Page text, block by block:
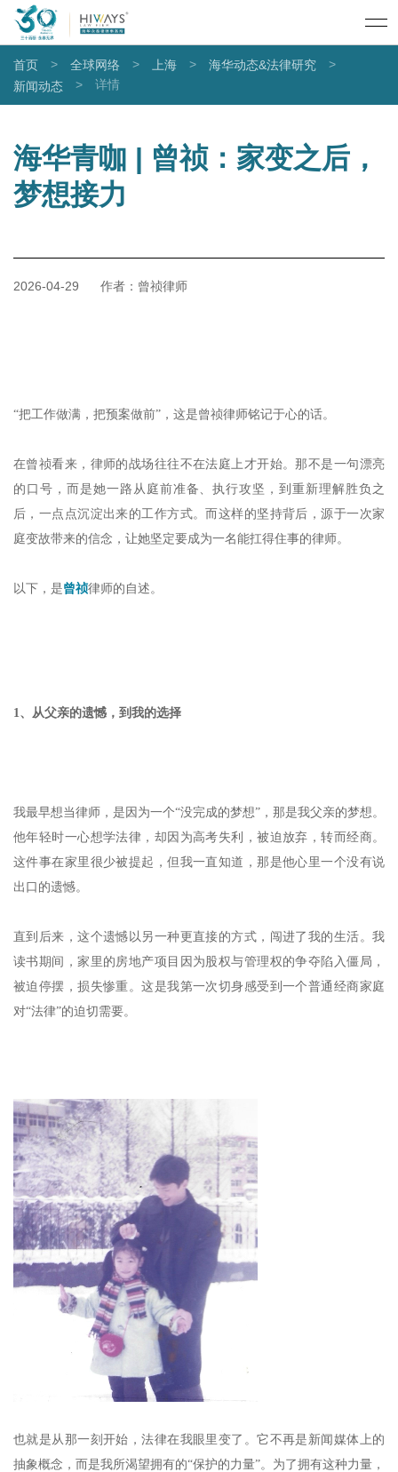
首页 > 全球网络 > 上海 > 海华动态&法律研究
>
新闻动态
> 详情
海华青咖 | 曾祯：家变之后，
梦想接力
2026-04-29 作者：曾祯律师
“把工作做满，把预案做前”，这是曾祯律师铭记于心的话。
在曾祯看来，律师的战场往往不在法庭上才开始。那不是一句漂亮
的口号，而是她一路从庭前准备、执行攻坚，到重新理解胜负之
后，一点点沉淀出来的工作方式。而这样的坚持背后，源于一次家
庭变故带来的信念，让她坚定要成为一名能扛得住事的律师。
以下，是曾祯律师的自述。
1、 从父亲的遗憾，到我的选择
我最早想当律师，是因为一个“没完成的梦想”，那是我父亲的梦想。
他年轻时一心想学法律，却因为高考失利，被迫放弃，转而经商。
这件事在家里很少被提起，但我一直知道，那是他心里一个没有说
出口的遗憾。
直到后来，这个遗憾以另一种更直接的方式，闯进了我的生活。我
读书期间，家里的房地产项目因为股权与管理权的争夺陷入僵局，
被迫停摆，损失惨重。这是我第一次切身感受到一个普通经商家庭
对“法律”的迫切需要。
也就是从那一刻开始，法律在我眼里变了。它不再是新闻媒体上的
抽象概念，而是我所渴望拥有的“保护的力量”。为了拥有这种力量，